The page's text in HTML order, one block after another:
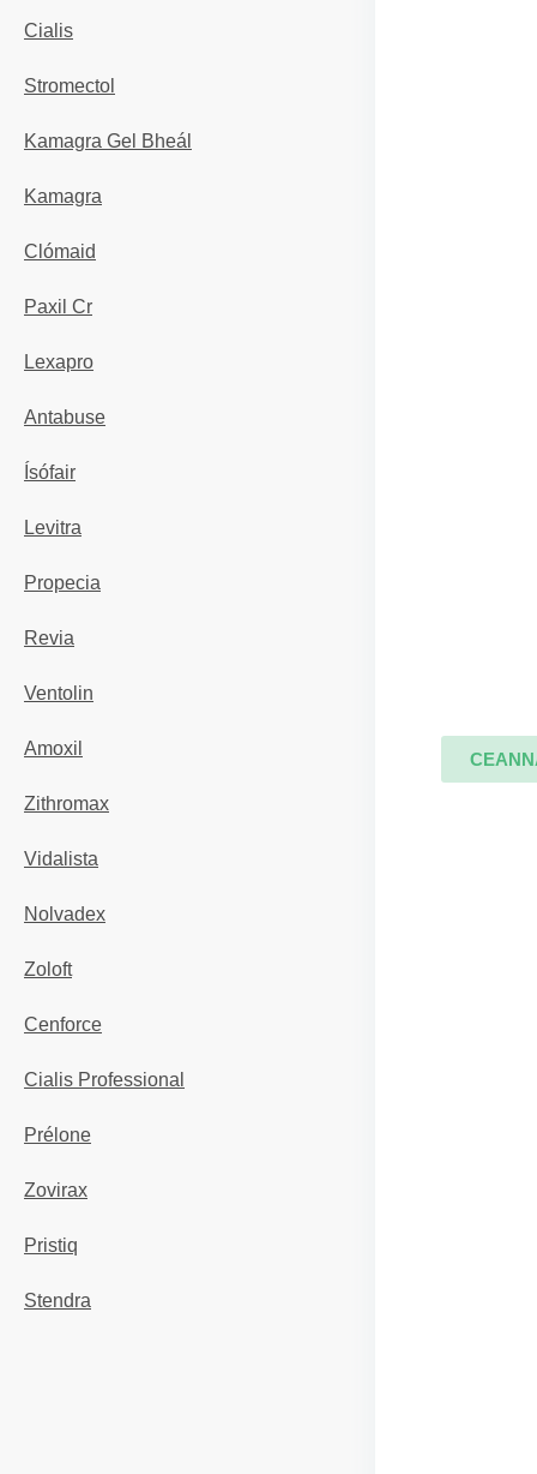
Cialis
Stromectol
Kamagra Gel Bheál
Kamagra
Clómaid
Paxil Cr
Lexapro
Antabuse
Ísófair
Levitra
Propecia
Revia
Ventolin
Amoxil
Zithromax
Vidalista
Nolvadex
Zoloft
Cenforce
Cialis Professional
Prélone
Zovirax
Pristiq
Stendra